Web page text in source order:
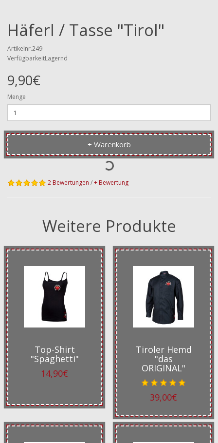
Häferl / Tasse "Tirol"
Artikelnr.249
VerfügbarkeitLagernd
9,90€
Menge
+ Warenkorb
2 Bewertungen /+ Bewertung
Weitere Produkte
Top-Shirt
"Spaghetti"
14,90€
Tiroler Hemd
"das
ORIGINAL"
39,00€